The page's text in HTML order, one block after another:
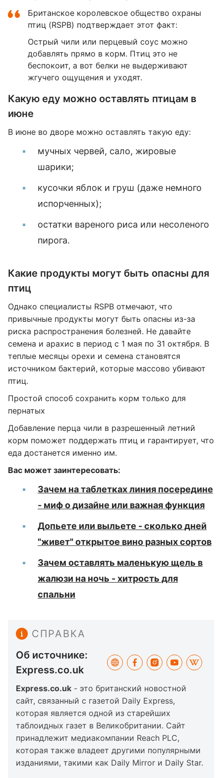
Британское королевское общество охраны
птиц (RSPB) подтверждает этот факт:
Острый чили или перцевый соус можно
добавлять прямо в корм. Птиц это не
беспокоит, а вот белки не выдерживают
жгучего ощущения и уходят.
Какую еду можно оставлять птицам в
июне
В июне во дворе можно оставлять такую еду:
мучных червей, сало, жировые
шарики;
кусочки яблок и груш (даже немного
испорченных);
остатки вареного риса или несоленого
пирога.
Какие продукты могут быть опасны для
птиц
Однако специалисты RSPB отмечают, что
привычные продукты могут быть опасны из-за
риска распространения болезней. Не давайте
семена и арахис в период с 1 мая по 31 октября. В
теплые месяцы орехи и семена становятся
источником бактерий, которые массово убивают
птиц.
Простой способ сохранить корм только для
пернатых
Добавление перца чили в разрешенный летний
корм поможет поддержать птиц и гарантирует, что
еда достанется именно им.
Вас может заинтересовать:
Зачем на таблетках линия посередине
- миф о дизайне или важная функция
Допьете или выльете - сколько дней
"живет" открытое вино разных сортов
Зачем оставлять маленькую щель в
жалюзи на ночь - хитрость для
спальни
СПРАВКА
Об источнике:
Express.co.uk
Express.co.uk - это британский новостной
сайт, связанный с газетой Daily Express,
которая является одной из старейших
таблоидных газет в Великобритании. Сайт
принадлежит медиакомпании Reach PLC,
которая также владеет другими популярными
изданиями, такими как Daily Mirror и Daily Star.